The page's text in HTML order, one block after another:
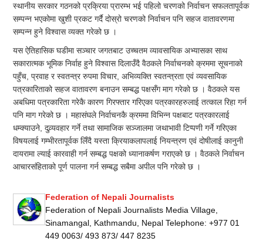
स्थानीय सरकार गठनको प्रक्रिया प्रारम्भ भई पहिलो चरणको निर्वाचन सफलतापूर्वक
सम्पन्न भएकोमा खुशी प्रकट गर्दै दोस्रो चरणको निर्वाचन पनि सहज वातावरणमा
सम्पन्न हुने विश्वास व्यक्त गरेको छ ।
यस ऐतिहासिक घडीमा सञ्चार जगतबाट उच्चतम व्यावसायिक अभ्यासका साथ
सकारात्मक भूमिक निर्वाह हुने विश्वास दिलाउँदै वैठकले निर्वाचनको क्रममा सूचनाको
पहुँच, प्रवाह र स्वतन्त्र रुपमा विचार, अभिव्यक्ति स्वतन्त्रता एवं व्यवसायिक
पत्रकारिताको सहज वातावरण बनाउन सम्बद्ध पक्षसँग माग गरेको छ । वैठकले यस
अबधिमा पत्रकारिता गरेकै कारण गिरफ्तार गरिएका पत्रकारहरुलाई तत्काल रिहा गर्न
पनि माग गरेको छ । महासंघले निर्वाचनकै क्रममा विभिन्न पक्षबाट पत्रकारलाई
धम्क्याउने, दुव्र्यवहार गर्ने तथा सामाजिक सञ्जालमा जथाभावी टिप्पणी गर्ने गरिएका
विषयलाई गम्भीरतापूर्वक लिँदै यस्ता क्रियाकलापलाई नियन्त्रण एवं दोषीलाई कानुनी
दायरामा ल्याई कारवाही गर्न सम्बद्ध पक्षको ध्यानाकर्षण गराएको छ । वैठकले निर्वाचन
आचारसंहिताको पूर्ण पालना गर्न सम्बद्ध सबैमा अपील पनि गरेको छ ।
Federation of Nepali Journalists
Federation of Nepali Journalists Media Village,
Sinamangal, Kathmandu, Nepal Telephone: +977 01
449 0063/ 493 873/ 447 8235